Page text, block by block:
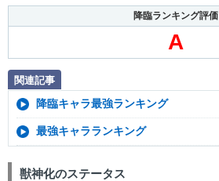
降臨ランキング評価
A
関連記事
降臨キャラ最強ランキング
最強キャラランキング
獣神化のステータス